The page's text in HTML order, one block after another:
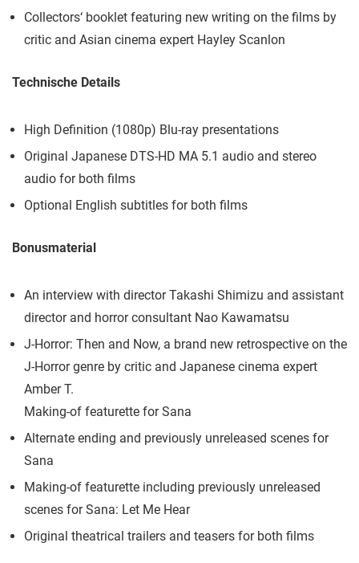
Collectors‘ booklet featuring new writing on the films by
critic and Asian cinema expert Hayley Scanlon
Technische Details
High Definition (1080p) Blu-ray presentations
Original Japanese DTS-HD MA 5.1 audio and stereo
audio for both films
Optional English subtitles for both films
Bonusmaterial
An interview with director Takashi Shimizu and assistant
director and horror consultant Nao Kawamatsu
J-Horror: Then and Now, a brand new retrospective on the
J-Horror genre by critic and Japanese cinema expert
Amber T.
Making-of featurette for Sana
Alternate ending and previously unreleased scenes for
Sana
Making-of featurette including previously unreleased
scenes for Sana: Let Me Hear
Original theatrical trailers and teasers for both films